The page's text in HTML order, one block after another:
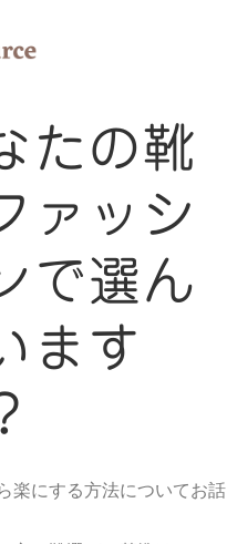
たの靴
ァッシ
で選ん
ます
楽にする方法についてお話